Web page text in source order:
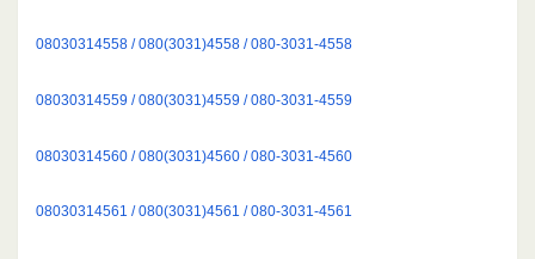
08030314558 / 080(3031)4558 / 080-3031-4558
08030314559 / 080(3031)4559 / 080-3031-4559
08030314560 / 080(3031)4560 / 080-3031-4560
08030314561 / 080(3031)4561 / 080-3031-4561